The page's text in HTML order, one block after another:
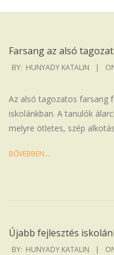
Iskola
Farsang az alsó
2026-
BY: HUNYADY KATALIN
Az alsó tagozatos farsang
iskolánkban. A tanulók
melyre ötletes, szép
BŐVEBBEN…
Újabb fejlesztés
2026-
BY: HUNYADY KATALIN